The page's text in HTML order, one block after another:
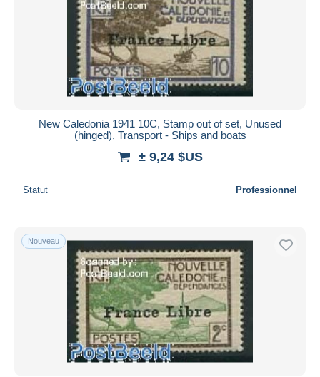
New Caledonia 1941 10C, Stamp out of set, Unused
(hinged), Transport - Ships and boats
± 9,24 $US
Statut Professionnel
Nouveau